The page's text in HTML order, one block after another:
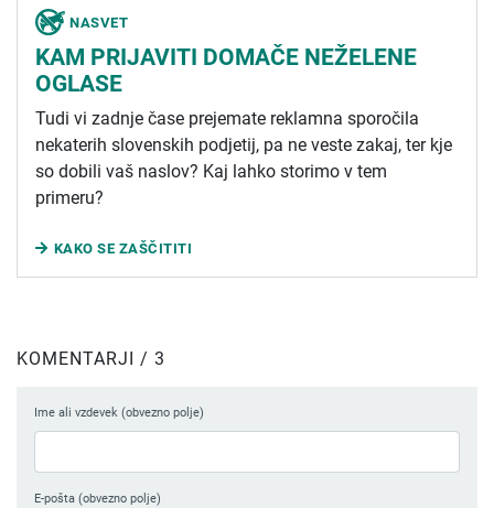
NASVET
KAM PRIJAVITI DOMAČE NEŽELENE
OGLASE
Tudi vi zadnje čase prejemate reklamna sporočila
nekaterih slovenskih podjetij, pa ne veste zakaj, ter kje
so dobili vaš naslov? Kaj lahko storimo v tem
primeru?
KAKO SE ZAŠČITITI
KOMENTARJI / 3
Ime ali vzdevek (obvezno polje)
E-pošta (obvezno polje)